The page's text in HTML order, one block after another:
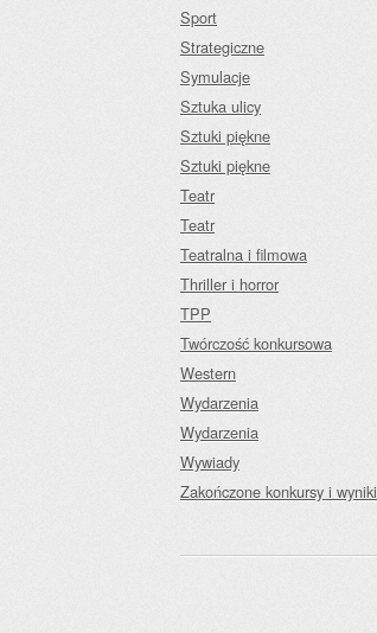
Sport
Strategiczne
Symulacje
Sztuka ulicy
Sztuki piękne
Sztuki piękne
Teatr
Teatr
Teatralna i filmowa
Thriller i horror
TPP
Twórczość konkursowa
Western
Wydarzenia
Wydarzenia
Wywiady
Zakończone konkursy i wyniki